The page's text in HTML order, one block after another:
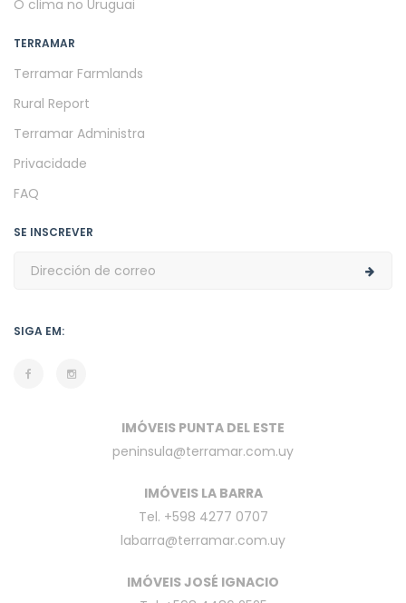
O clima no Uruguai
TERRAMAR
Terramar Farmlands
Rural Report
Terramar Administra
Privacidade
FAQ
SE INSCREVER
SIGA EM:
IMÓVEIS PUNTA DEL ESTE
peninsula@terramar.com.uy
IMÓVEIS LA BARRA
Tel. +598 4277 0707
labarra@terramar.com.uy
IMÓVEIS JOSÉ IGNACIO